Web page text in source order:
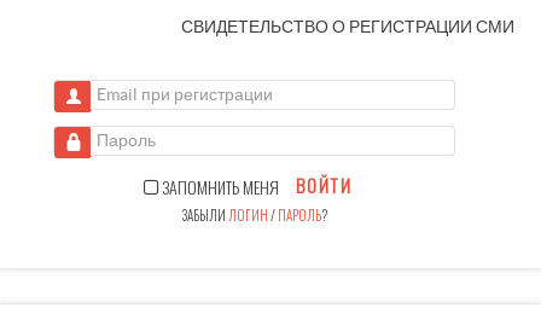
СВИДЕТЕЛЬСТВО О РЕГИСТРАЦИИСМИ
Email при регистрации
Пароль
ЗАПОМНИТЬ МЕНЯ ВОЙТИ
ЗАБЫЛИ ЛОГИН/ПАРОЛЬ?